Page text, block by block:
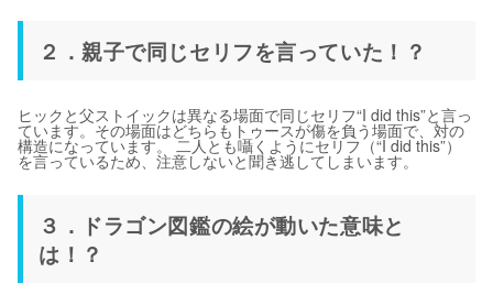
２．親子で同じセリフを言っていた！？
ヒックと父ストイックは異なる場面で同じセリフ“I did this”と言っ
ています。その場面はどちらもトゥースが傷を負う場面で、対の
構造になっています。 二人とも囁くようにセリフ（“I did this”）
を言っているため、注意しないと聞き逃してしまいます。
３．ドラゴン図鑑の絵が動いた意味と
は！？